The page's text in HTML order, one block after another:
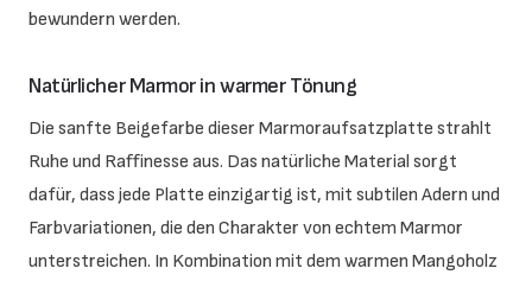
bewundern werden.
Natürlicher Marmor in warmer Tönung
Die sanfte Beigefarbe dieser Marmoraufsatzplatte strahlt
Ruhe und Raffinesse aus. Das natürliche Material sorgt
dafür, dass jede Platte einzigartig ist, mit subtilen Adern und
Farbvariationen, die den Charakter von echtem Marmor
unterstreichen. In Kombination mit dem warmen Mangoholz